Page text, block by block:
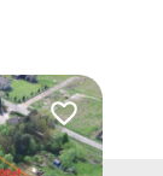
Dodaj do